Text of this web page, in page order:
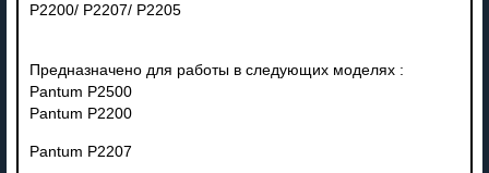
P2200/ P2207/ P2205
Предназначено для работы в следующих моделях :
Pantum P2500
Pantum P2200
Pantum P2207